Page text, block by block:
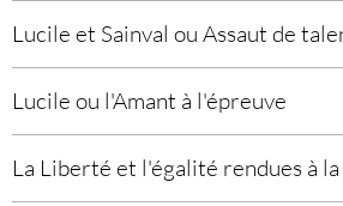
Lucile et Sainval ou Assaut de
Lucile ou l'Amant à l'épreuve
La Liberté et l'égalité rendues à